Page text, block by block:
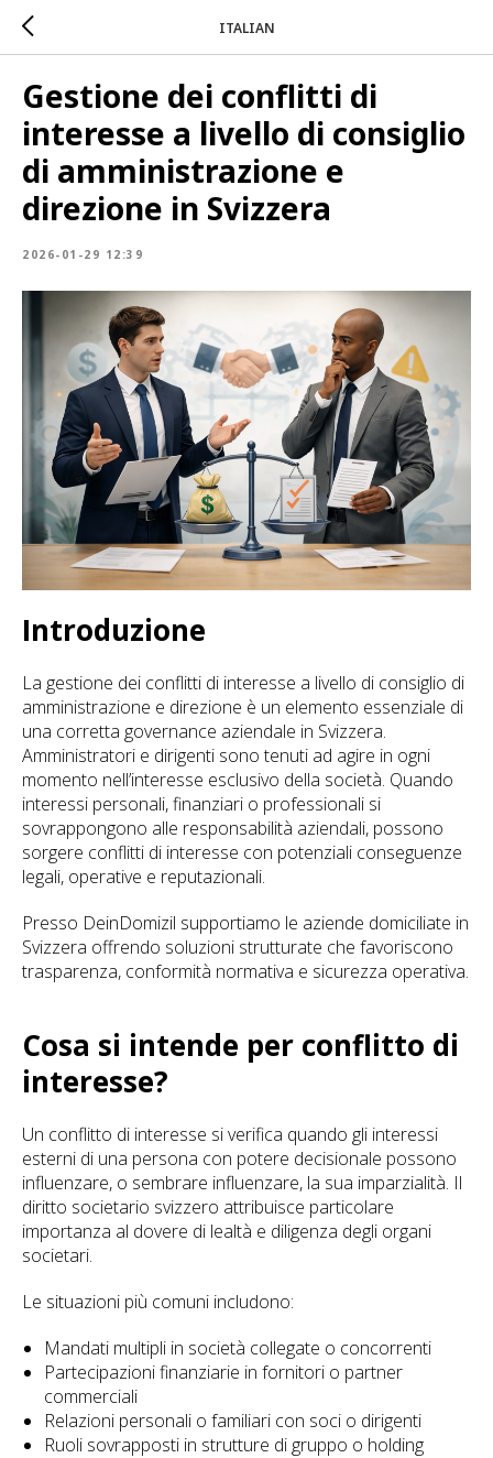
ITALIAN
Gestione dei conflitti di
interesse a livello di consiglio
di amministrazione e
direzione in Svizzera
2026-01-29 12:39
Introduzione
La gestione dei conflitti di interesse a livello di consiglio di
amministrazione e direzione è un elemento essenziale di
una corretta governance aziendale in Svizzera.
Amministratori e dirigenti sono tenuti ad agire in ogni
momento nell’interesse esclusivo della società. Quando
interessi personali, finanziari o professionali si
sovrappongono alle responsabilità aziendali, possono
sorgere conflitti di interesse con potenziali conseguenze
legali, operative e reputazionali.
Presso DeinDomizil supportiamo le aziende domiciliate in
Svizzera offrendo soluzioni strutturate che favoriscono
trasparenza, conformità normativa e sicurezza operativa.
Cosa si intende per conflitto di
interesse?
Un conflitto di interesse si verifica quando gli interessi
esterni di una persona con potere decisionale possono
influenzare, o sembrare influenzare, la sua imparzialità. Il
diritto societario svizzero attribuisce particolare
importanza al dovere di lealtà e diligenza degli organi
societari.
Le situazioni più comuni includono:
Mandati multipli in società collegate o concorrenti
Partecipazioni finanziarie in fornitori o partner
commerciali
Relazioni personali o familiari con soci o dirigenti
Ruoli sovrapposti in strutture di gruppo o holding